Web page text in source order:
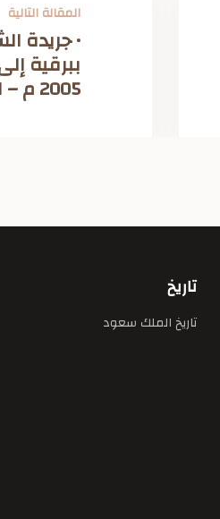
المقالة التالية
• جريدة
2005 م – العدد 9887
تاريخ
تاريخ الملك سعود